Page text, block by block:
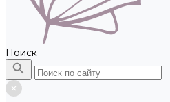
Поиск